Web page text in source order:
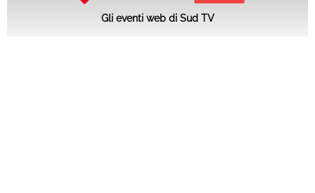
Gli eventi web di Sud TV